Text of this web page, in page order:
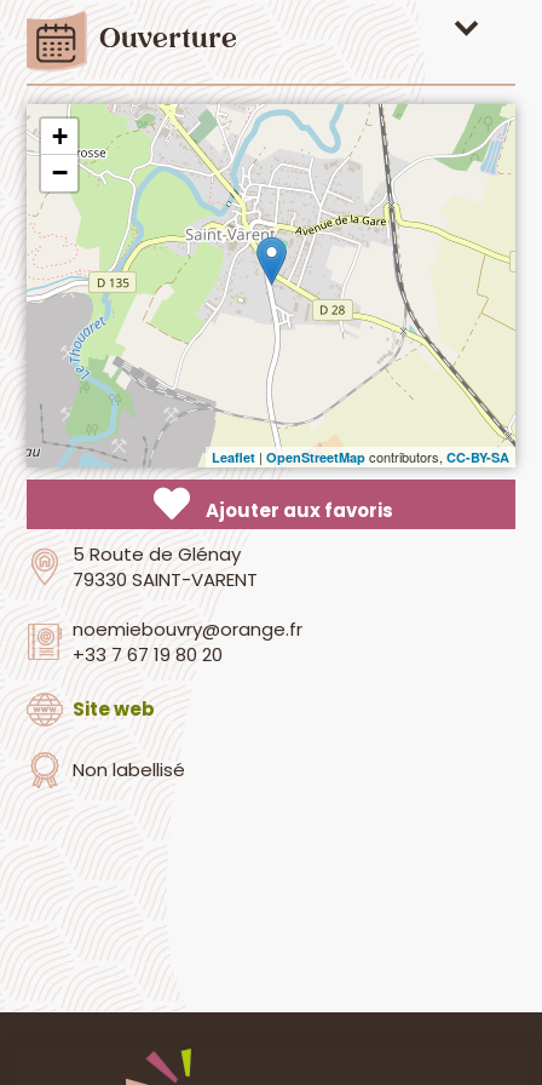
Ouverture
+
−
Leaflet |OpenStreetMap contributors,CC-BY-SA
Ajouter aux favoris
5 Route de Glénay
79330 SAINT-VARENT
noemiebouvry@orange.fr
+33 7 67 19 80 20
Site web
Non labellisé